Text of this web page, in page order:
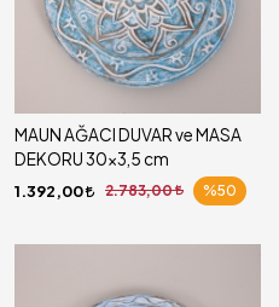
MAUN AĞACI DUVAR ve MASA
DEKORU 30x3,5 cm
1.392,00 2.783,00 %50